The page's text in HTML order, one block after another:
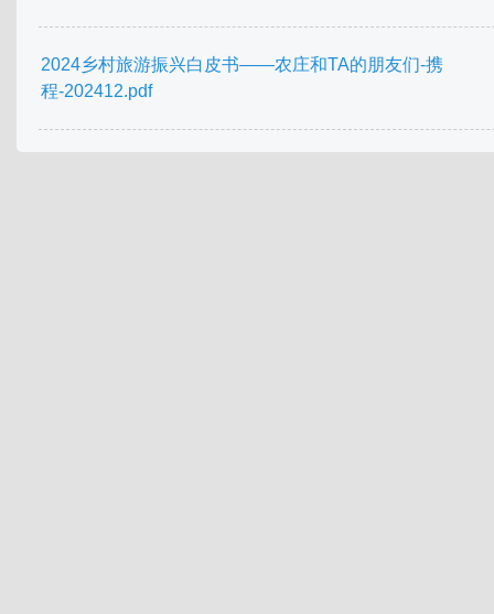
2024乡村旅游振兴白皮书——农庄和TA的朋友们-携
程-202412.pdf